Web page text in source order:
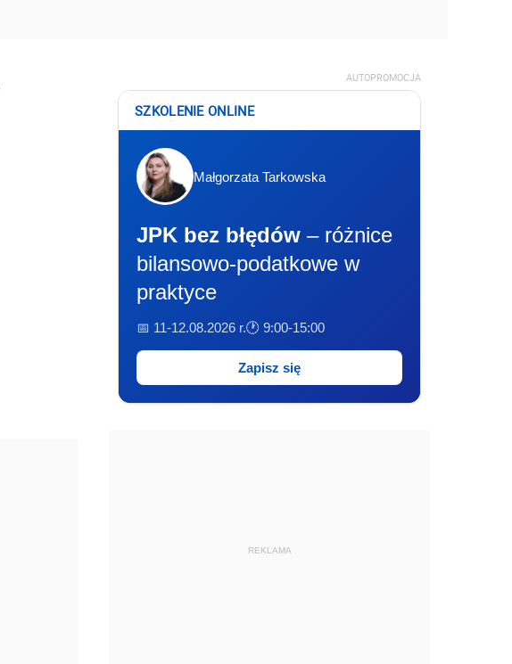
AUTOPROMOCJA
SZKOLENIE ONLINE
Małgorzata Tarkowska
JPK bez błędów – różnice
bilansowo-podatkowe w
praktyce
📅 11-12.08.2026 r.🕐 9:00-15:00
Zapisz się
REKLAMA